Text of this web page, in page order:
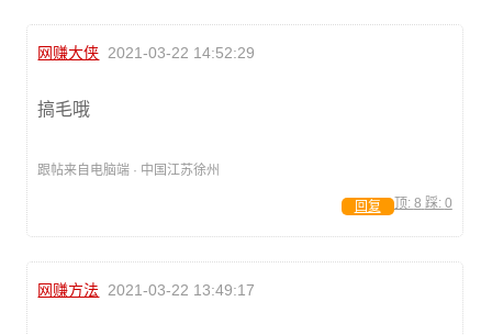
网赚大侠 2021-03-22 14:52:29
搞毛哦
跟帖来自电脑端 · 中国江苏徐州
顶: 8 踩: 0
回复
网赚方法 2021-03-22 13:49:17